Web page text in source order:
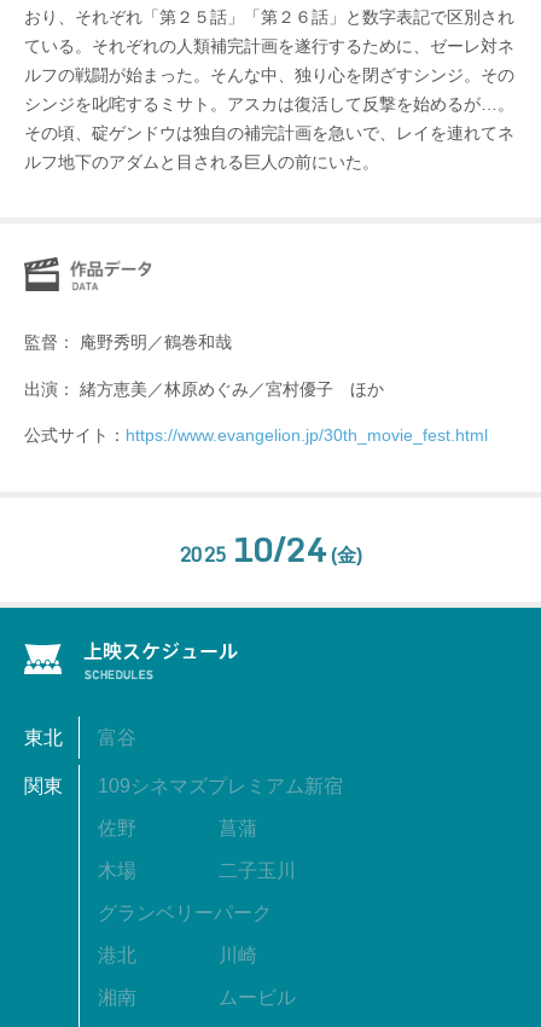
おり、それぞれ「第２５話」「第２６話」と数字表記で区別され
ている。それぞれの人類補完計画を遂行するために、ゼーレ対ネ
ルフの戦闘が始まった。そんな中、独り心を閉ざすシンジ。その
シンジを叱咤するミサト。アスカは復活して反撃を始めるが…。
その頃、碇ゲンドウは独自の補完計画を急いで、レイを連れてネ
ルフ地下のアダムと目される巨人の前にいた。
監督： 庵野秀明／鶴巻和哉
出演： 緒方恵美／林原めぐみ／宮村優子 ほか
公式サイト： https://www.evangelion.jp/30th_movie_fest.html
2025 10/24(金)
東北 富谷
関東 109シネマズプレミアム新宿
佐野 菖蒲
木場 二子玉川
グランベリーパーク
港北 川崎
湘南 ムービル